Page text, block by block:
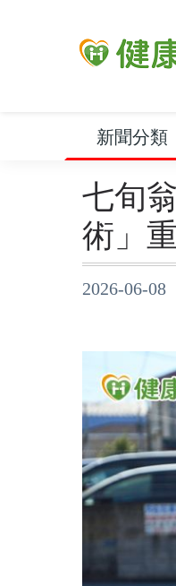
新聞分類
七旬
術」
2026-06-